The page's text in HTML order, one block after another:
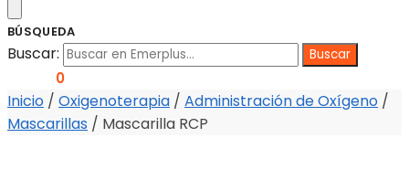
BÚSQUEDA
Buscar:
0
Inicio / Oxigenoterapia / Administración de Oxígeno /
Mascarillas / Mascarilla RCP